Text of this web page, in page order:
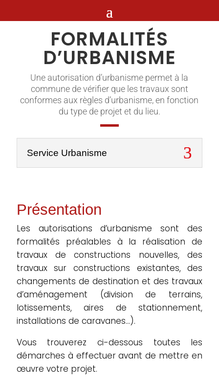
FORMALITÉS
D’URBANISME
Une autorisation d’urbanisme permet à la
commune de vérifier que les travaux sont
conformes aux règles d’urbanisme, en fonction
du type de projet et du lieu.
Service Urbanisme
Présentation
Les autorisations d’urbanisme sont des
formalités préalables à la réalisation de
travaux de constructions nouvelles, des
travaux sur constructions existantes, des
changements de destination et des travaux
d’aménagement (division de terrains,
lotissements, aires de stationnement,
installations de caravanes…).
Vous trouverez ci-dessous toutes les
démarches à effectuer avant de mettre en
œuvre votre projet.